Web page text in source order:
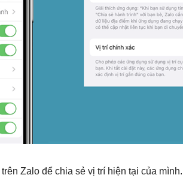
trên Zalo để chia sẻ vị trí hiện tại của mình.